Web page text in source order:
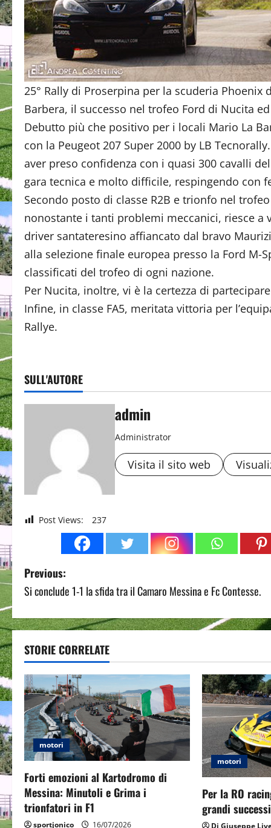
25° Rally di Proserpina per la scuderia Phoenix
Barbera, il successo nel trofeo Ford di Nucita
Debutto più che positivo per i locali Mario La
con la Peugeot 207 Super 2000 by LB
aver preso confidenza con i quasi 300 cavalli
gara tecnica e molto difficile, respingendo con
Secondo posto di classe R2B e trionfo nel
nonostante i tanti problemi meccanici, riesce a
driver santateresino affiancato dal bravo
alla selezione finale europea presso la Ford
classificati del trofeo di ogni nazione.
Per Nucita, inoltre, vi è la certezza di
Infine, in classe FA5, meritata vittoria per
Rallye.
SULL'AUTORE
admin
Administrator
Visita il sito web
Post Views: 237
P
o
s
t
n
a
v
i
g
a
Previous:
Si conclude 1-1 la sfida tra il Camaro Messina e Fc Contesse.
STORIE CORRELATE
motori
Forti emozioni al Kartodromo di
Messina: Minutoli e Grima i
trionfatori in F1
sportjonico 16/07/2026
motori
Per la RO
grandi